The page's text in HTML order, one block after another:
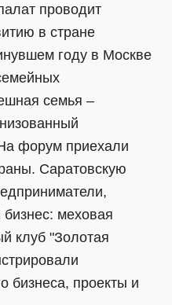
проводит
в стране
году в Москве
семья –
форум приехали
Саратовскую
меховая
клуб "Золотая
бизнеса, проекты и